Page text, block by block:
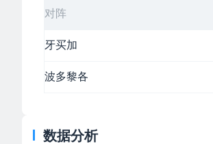
对阵
牙买加
波多黎各
数据分析